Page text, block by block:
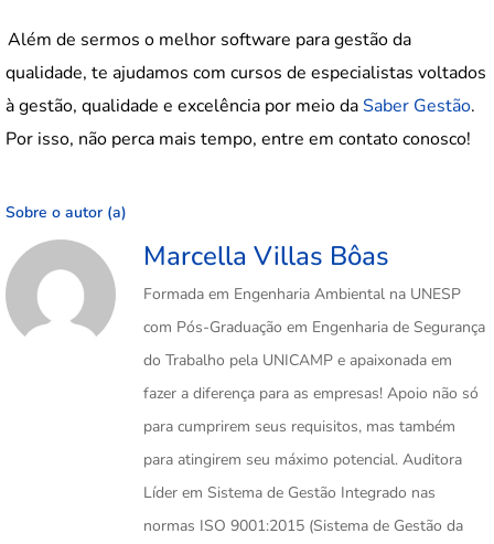
Além de sermos o melhor software para gestão da
qualidade, te ajudamos com cursos de especialistas voltados
à gestão, qualidade e excelência por meio daSaber Gestão.
Por isso, não perca mais tempo, entre em contato conosco!
Sobre o autor (a)
Marcella Villas Bôas
Formada em Engenharia Ambiental na UNESP
com Pós-Graduação em Engenharia de Segurança
do Trabalho pela UNICAMP e apaixonada em
fazer a diferença para as empresas! Apoio não só
para cumprirem seus requisitos, mas também
para atingirem seu máximo potencial. Auditora
Líder em Sistema de Gestão Integrado nas
normas ISO 9001:2015 (Sistema de Gestão da